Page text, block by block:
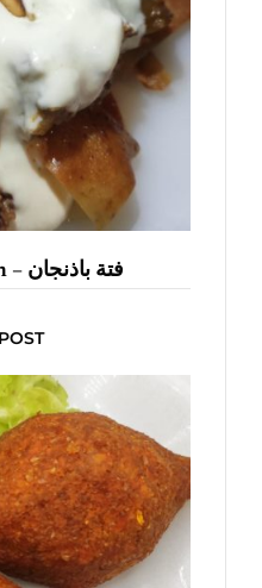
Fatet batenjen – فتة باذنجان